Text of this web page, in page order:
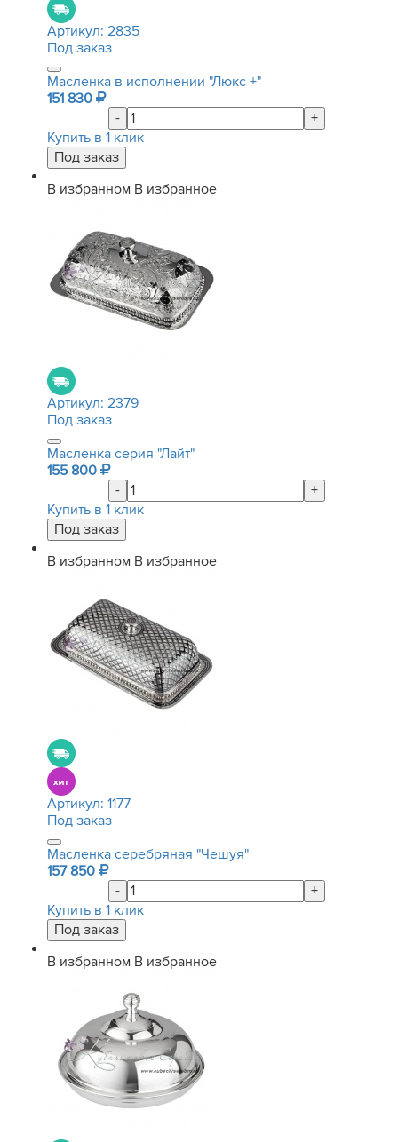
Артикул: 2835
Под заказ
Масленка в исполнении "Люкс +"
151 830
-
+
Купить в 1 клик
В избранном В избранное
Артикул: 2379
Под заказ
Масленка серия "Лайт"
155 800
-
+
Купить в 1 клик
В избранном В избранное
Артикул: 1177
Под заказ
Масленка серебряная "Чешуя"
157 850
-
+
Купить в 1 клик
В избранном В избранное